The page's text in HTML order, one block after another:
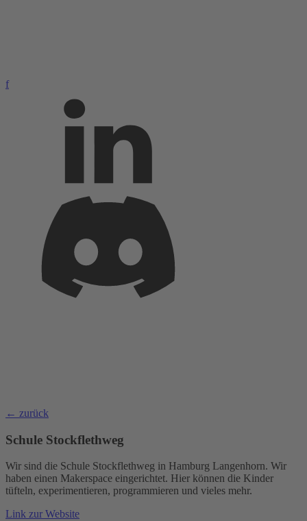
f
← zurück
Schule Stockflethweg
Wir sind die Schule Stockflethweg in Hamburg Langenhorn. Wir
haben einen Makerspace eingerichtet. Hier können die Kinder
tüfteln, experimentieren, programmieren und vieles mehr.
Link zur Website